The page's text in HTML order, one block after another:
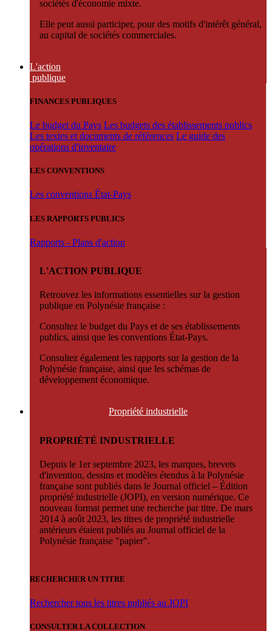
sociétés d'économie mixte.
Elle peut aussi participer, pour des motifs d'intérêt général,
au capital de sociétés commerciales.
L'action
publique
FINANCES PUBLIQUES
Le budget du Pays Les budgets des établissements publics
Les textes et documents de références Le guide des
opérations d'inventaire
LES CONVENTIONS
Les conventions État-Pays
LES RAPPORTS PUBLICS
Rapports - Plans d'action
L'ACTION PUBLIQUE
Retrouvez les informations essentielles sur la gestion
publique en Polynésie française :
Consultez le budget du Pays et de ses établissements
publics, ainsi que les conventions État-Pays.
Consultez également les rapports sur la gestion de la
Polynésie française, ainsi que les schémas de
développement économique.
Propriété industrielle
PROPRIÉTÉ INDUSTRIELLE
Depuis le 1er septembre 2023, les marques, brevets
d'invention, dessins et modèles étendus à la Polynésie
française sont publiés dans le Journal officiel – Édition
propriété industrielle (JOPI), en version numérique. Ce
nouveau format permet une recherche par titre. De mars
2014 à août 2023, les titres de propriété industrielle
antérieurs étaient publiés au Journal officiel de la
Polynésie française "papier".
RECHERCHER UN TITRE
Rechercher tous les titres publiés au JOPI
CONSULTER LA COLLECTION